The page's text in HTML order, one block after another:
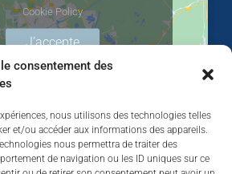
consentement des
nous utilisons des technologies telles
et/ou accéder aux informations des appareils.
nous permettra de traiter des
de navigation ou les ID uniques sur ce
Cookie Policy
J’accepte